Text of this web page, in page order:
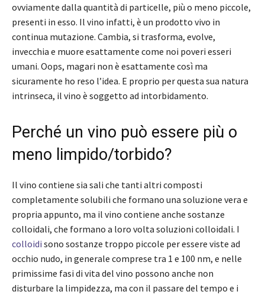
ovviamente dalla quantità di particelle, più o meno piccole,
presenti in esso. Il vino infatti, è un prodotto vivo in
continua mutazione. Cambia, si trasforma, evolve,
invecchia e muore esattamente come noi poveri esseri
umani. Oops, magari non è esattamente così ma
sicuramente ho reso l’idea. E proprio per questa sua natura
intrinseca, il vino è soggetto ad intorbidamento.
Perché un vino può essere più o
meno limpido/torbido?
Il vino contiene sia sali che tanti altri composti
completamente solubili che formano una soluzione vera e
propria appunto, ma il vino contiene anche sostanze
colloidali, che formano a loro volta soluzioni colloidali. I
colloidi sono sostanze troppo piccole per essere viste ad
occhio nudo, in generale comprese tra 1 e 100 nm, e nelle
primissime fasi di vita del vino possono anche non
disturbare la limpidezza, ma con il passare del tempo e i